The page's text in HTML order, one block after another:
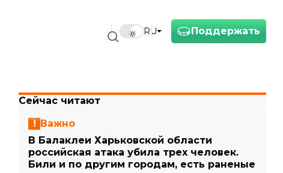
Поддержать
RU
Сейчас читают
Важно
В Балаклеи Харьковской области
российская атака убила трех человек.
Били и по другим городам, есть раненые